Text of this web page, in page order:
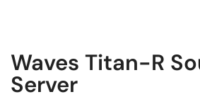
Waves Titan-R
Server